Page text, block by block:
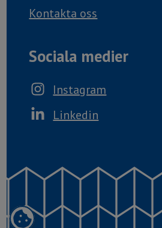
Kontakta oss
Sociala medier
Instagram
Linkedin